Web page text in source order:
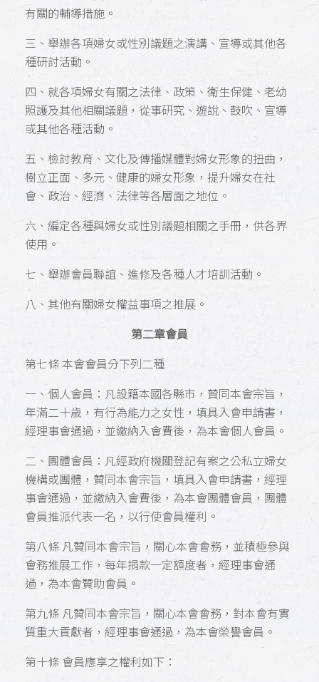
有關的輔導措施。
三、舉辦各項婦女或性別議題之演講、宣導或其他各
種研討活動。
四、就各項婦女有關之法律、政策、衛生保健、老幼
照護及其他相關議題，從事研究、遊說、鼓吹、宣導
或其他各種活動。
五、檢討教育、文化及傳播媒體對婦女形象的扭曲，
樹立正面、多元、健康的婦女形象，提升婦女在社
會、政治、經濟、法律等各層面之地位。
六、編定各種與婦女或性別議題相關之手冊，供各界
使用。
七、舉辦會員聯誼、進修及各種人才培訓活動。
八、其他有關婦女權益事項之推展。
第二章會員
第七條 本會會員分下列二種
一、個人會員：凡設籍本國各縣市，贊同本會宗旨，
年滿二十歲，有行為能力之女性，填具入會申請書，
經理事會通過，並繳納入會費後，為本會個人會員。
二、團體會員：凡經政府機關登記有案之公私立婦女
機構或團體，贊同本會宗旨，填具入會申請書，經理
事會通過，並繳納入會費後，為本會團體會員，團體
會員推派代表一名，以行使會員權利。
第八條 凡贊同本會宗旨，關心本會會務，並積極參與
會務推展工作，每年捐款一定額度者，經理事會通
過，為本會贊助會員。
第九條 凡贊同本會宗旨，關心本會會務，對本會有實
質重大貢獻者，經理事會通過，為本會榮譽會員。
第十條 會員應享之權利如下：